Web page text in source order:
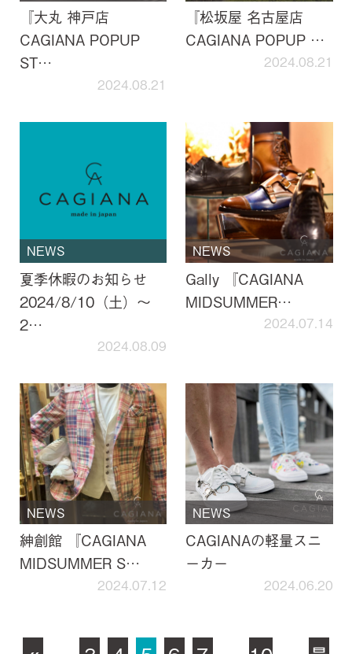
『大丸 神戸店
CAGIANA POPUP
ST…
2024.08.21
『松坂屋 名古屋店
CAGIANA POPUP …
2024.08.21
NEWS
夏季休暇のお知らせ
2024/8/10（土）～
2…
2024.08.09
NEWS
Gally 『CAGIANA
MIDSUMMER…
2024.07.14
NEWS
紳創館 『CAGIANA
MIDSUMMER S…
2024.07.12
NEWS
CAGIANAの軽量スニ
ーカー
2024.06.20